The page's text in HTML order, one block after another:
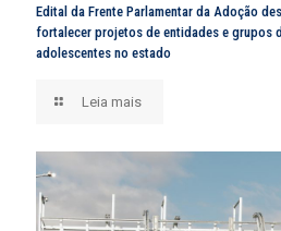
Edital da Frente Parlamentar da Adoção
fortalecer projetos de entidades e grupos
adolescentes no estado
Leia mais